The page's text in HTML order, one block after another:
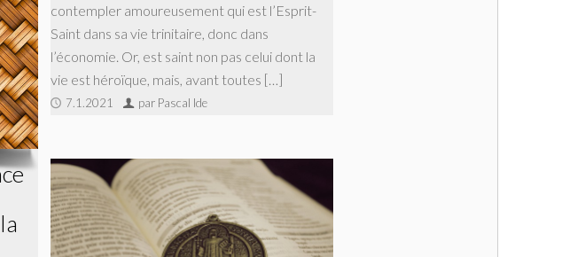
contempler amoureusement qui est l’Esprit-
Saint dans sa vie trinitaire, donc dans
l’économie. Or, est saint non pas celui dont la
vie est héroïque, mais, avant toutes […]
7.1.2021 par Pascal Ide